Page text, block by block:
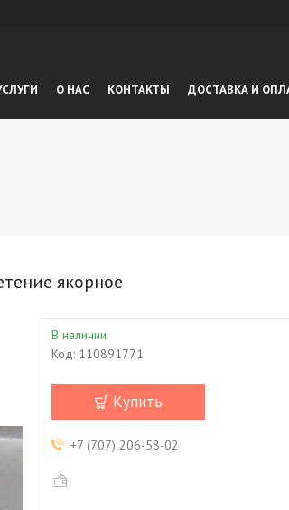
О НАС КОНТАКТЫ ДОСТАВКА И
якорное
В наличии
Код: 110891771
Купить
+7 (707) 206-58-02